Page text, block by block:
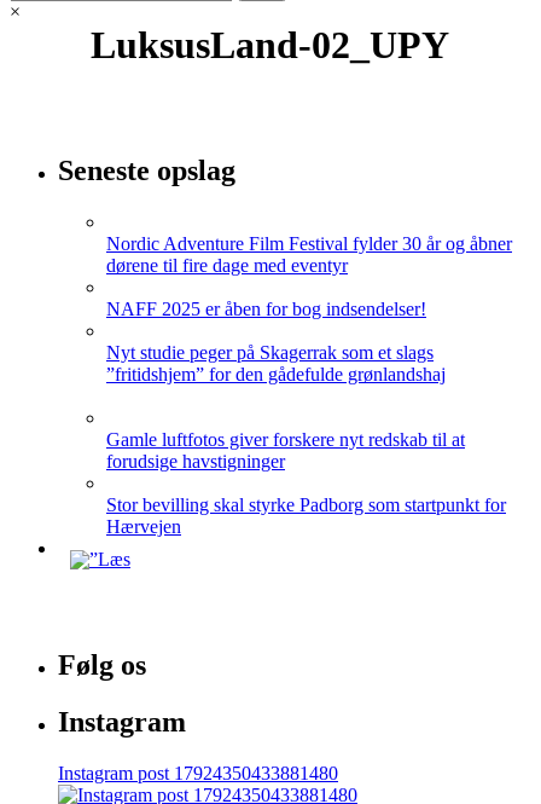
×
LuksusLand-02_UPY
Seneste opslag
Nordic Adventure Film Festival fylder 30 år og åbner
dørene til fire dage med eventyr
NAFF 2025 er åben for bog indsendelser!
Nyt studie peger på Skagerrak som et slags
”fritidshjem” for den gådefulde grønlandshaj
Gamle luftfotos giver forskere nyt redskab til at
forudsige havstigninger
Stor bevilling skal styrke Padborg som startpunkt for
Hærvejen
Følg os
Instagram
Instagram post 17924350433881480